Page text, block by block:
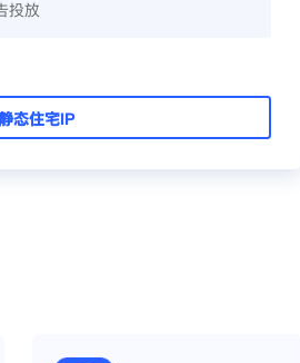
投放
态住宅IP